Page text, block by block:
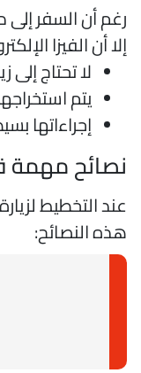
أن السفر إلى
أن الفيزا
لا تحتاج إلى
يتم استخراجها
إجراءاتها
مهمة
التخطيط لزيارة
النصائح: